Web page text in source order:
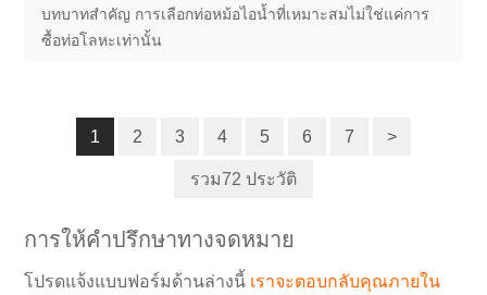
บทบาทสำคัญ การเลือกท่อหม้อไอน้ำที่เหมาะสมไม่ใช่แค่การ
ซื้อท่อโลหะเท่านั้น
1 2 3 4 5 6 7 >
รวม72 ประวัติ
การให้คำปรึกษาทางจดหมาย
โปรดแจ้งแบบฟอร์มด้านล่างนี้ เราจะตอบกลับคุณภายใน